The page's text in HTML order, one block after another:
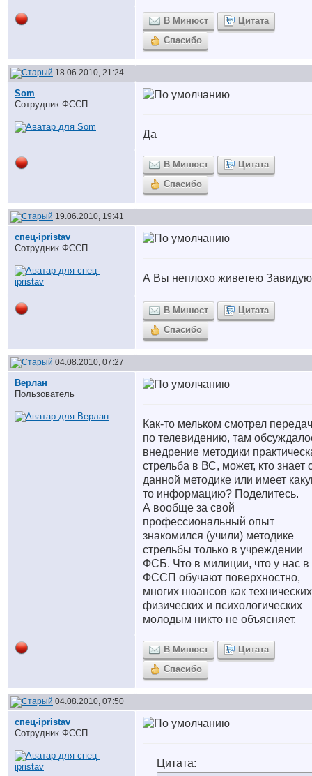
В Минюст
Цитата
Спасибо
18.06.2010, 21:24
Som
Сотрудник ФССП
Да
В Минюст
Цитата
Спасибо
19.06.2010, 19:41
спец-ipristav
Сотрудник ФССП
А Вы неплохо живетею
В Минюст
Цитата
Спасибо
04.08.2010, 07:27
Верлан
Пользователь
Как-то мельком смотрел
по телевидению, там
внедрение методики
стрельба в ВС, может, кто знает
данной методике или имеет
то информацию? Поделитесь.
А вообще за свой
профессиональный опыт
знакомился (учили) методике
стрельбы только в учреждении
ФСБ. Что в милиции, что у нас в
ФССП обучают поверхностно,
многих нюансов как
физических и психологических
молодым никто не объясняет.
В Минюст
Цитата
Спасибо
04.08.2010, 07:50
спец-ipristav
Сотрудник ФССП
Цитата: